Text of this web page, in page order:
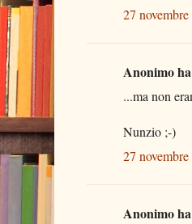
27
Anonimo
...ma non
Nunzio ;-)
27
Anonimo